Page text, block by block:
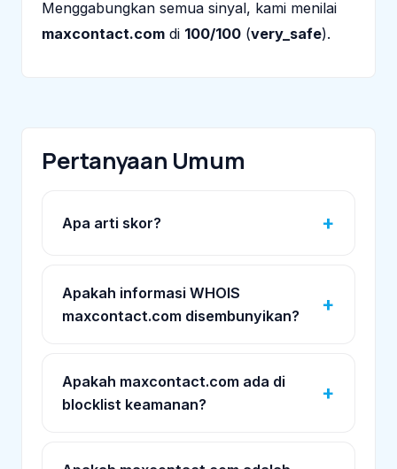
Menggabungkan semua sinyal, kami menilai
maxcontact.com di 100/100 (very_safe).
Pertanyaan Umum
Apa arti skor?
Apakah informasi WHOIS
maxcontact.com disembunyikan?
Apakah maxcontact.com ada di
blocklist keamanan?